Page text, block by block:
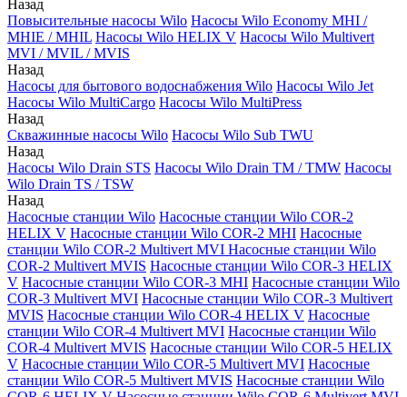
Назад
Повысительные насосы Wilo Насосы Wilo Economy MHI /
MHIE / MHIL Насосы Wilo HELIX V Насосы Wilo Multivert
MVI / MVIL / MVIS
Назад
Насосы для бытового водоснабжения Wilo Насосы Wilo Jet
Насосы Wilo MultiCargo Насосы Wilo MultiPress
Назад
Скважинные насосы Wilo Насосы Wilo Sub TWU
Назад
Насосы Wilo Drain STS Насосы Wilo Drain TM / TMW Насосы
Wilo Drain TS / TSW
Назад
Насосные станции Wilo Насосные станции Wilo COR-2
HELIX V Насосные станции Wilo COR-2 MHI Насосные
станции Wilo COR-2 Multivert MVI Насосные станции Wilo
COR-2 Multivert MVIS Насосные станции Wilo COR-3 HELIX
V Насосные станции Wilo COR-3 MHI Насосные станции Wilo
COR-3 Multivert MVI Насосные станции Wilo COR-3 Multivert
MVIS Насосные станции Wilo COR-4 HELIX V Насосные
станции Wilo COR-4 Multivert MVI Насосные станции Wilo
COR-4 Multivert MVIS Насосные станции Wilo COR-5 HELIX
V Насосные станции Wilo COR-5 Multivert MVI Насосные
станции Wilo COR-5 Multivert MVIS Насосные станции Wilo